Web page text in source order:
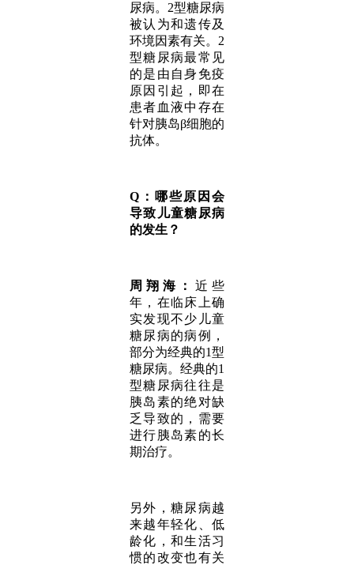
尿病。2型糖尿病
被认为和遗传及
环境因素有关。2
型糖尿病最常见
的是由自身免疫
原因引起，即在
患者血液中存在
针对胰岛β细胞的
抗体。
Q：哪些原因会
导致儿童糖尿病
的发生？
周翔海：近些
年，在临床上确
实发现不少儿童
糖尿病的病例，
部分为经典的1型
糖尿病。经典的1
型糖尿病往往是
胰岛素的绝对缺
乏导致的，需要
进行胰岛素的长
期治疗。
另外，糖尿病越
来越年轻化、低
龄化，和生活习
惯的改变也有关